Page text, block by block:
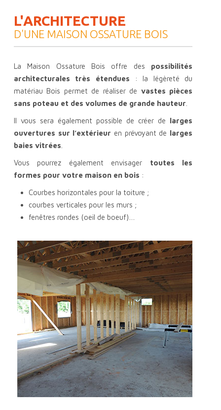
L'ARCHITECTURE
D'UNE MAISON OSSATURE BOIS
La Maison Ossature Bois offre des possibilités
architecturales très étendues : la légèreté du
matériau Bois permet de réaliser de vastes pièces
sans poteau et des volumes de grande hauteur.
Il vous sera également possible de créer de
larges
ouvertures sur l’extérieur en prévoyant de
larges
baies vitrées.
Vous pourrez également envisager toutes les
formes pour votre maison en bois :
Courbes horizontales pour la toiture ;
courbes verticales pour les murs ;
fenêtres rondes (oeil de boeuf)…